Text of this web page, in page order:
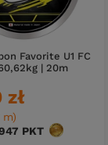
Favorite U1 FC
| 20m
zł
m)
PKT punktów